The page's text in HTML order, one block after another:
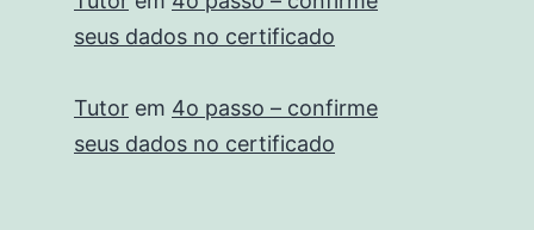
seus dados no certificado
Tutor em 4o passo – confirme
seus dados no certificado